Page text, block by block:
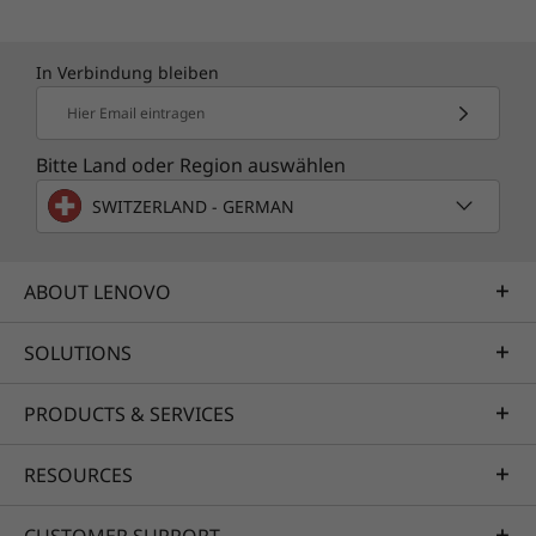
Umfassender Software-Support in
Zusammenarbeit mit Drittanbieter-
Unterstützung
Umfassende jährliche PC-
Funktionsprüfung
In Verbindung bleiben
Hier Email eintragen
Bitte Land oder Region auswählen
SWITZERLAND - GERMAN
ABOUT LENOVO
SOLUTIONS
PRODUCTS & SERVICES
RESOURCES